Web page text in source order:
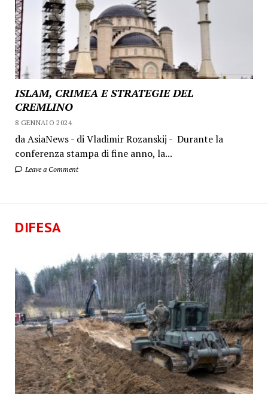
ISLAM, CRIMEA E STRATEGIE DEL
CREMLINO
8 GENNAIO 2024
da AsiaNews - di Vladimir Rozanskij - Durante la
conferenza stampa di fine anno, la...
Leave a Comment
DIFESA